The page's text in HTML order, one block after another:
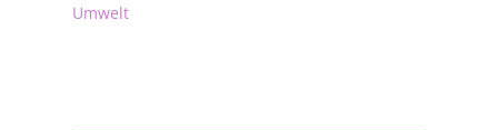
Umwelt